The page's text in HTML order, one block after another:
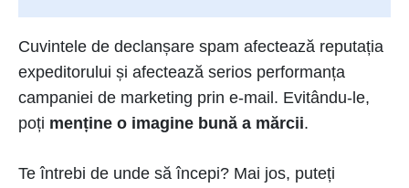
Cuvintele de declanșare spam afectează reputația
expeditorului și afectează serios performanța
campaniei de marketing prin e-mail. Evitându-le,
poți menține o imagine bună a mărcii.
Te întrebi de unde să începi? Mai jos, puteți